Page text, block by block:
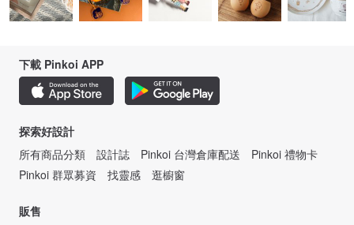
下載 Pinkoi APP
探索好設計
所有商品分類
設計誌 Pinkoi 台灣倉庫配送
Pinkoi 禮物卡
Pinkoi 群眾募資
找靈感 逛櫥窗
販售